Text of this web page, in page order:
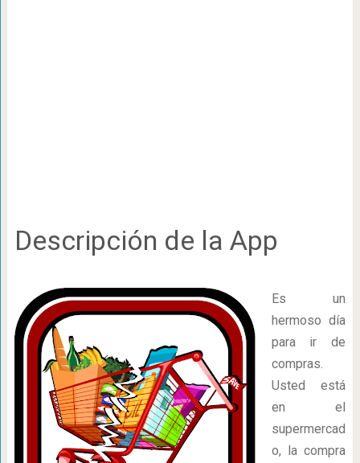
Descripción de la App
Es un
hermoso día
para ir de
compras.
Usted está
en el
supermercad
o, la compra